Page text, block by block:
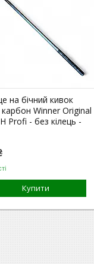
на бічний кивок
Winner Original
Profi - без кілець -
Купити